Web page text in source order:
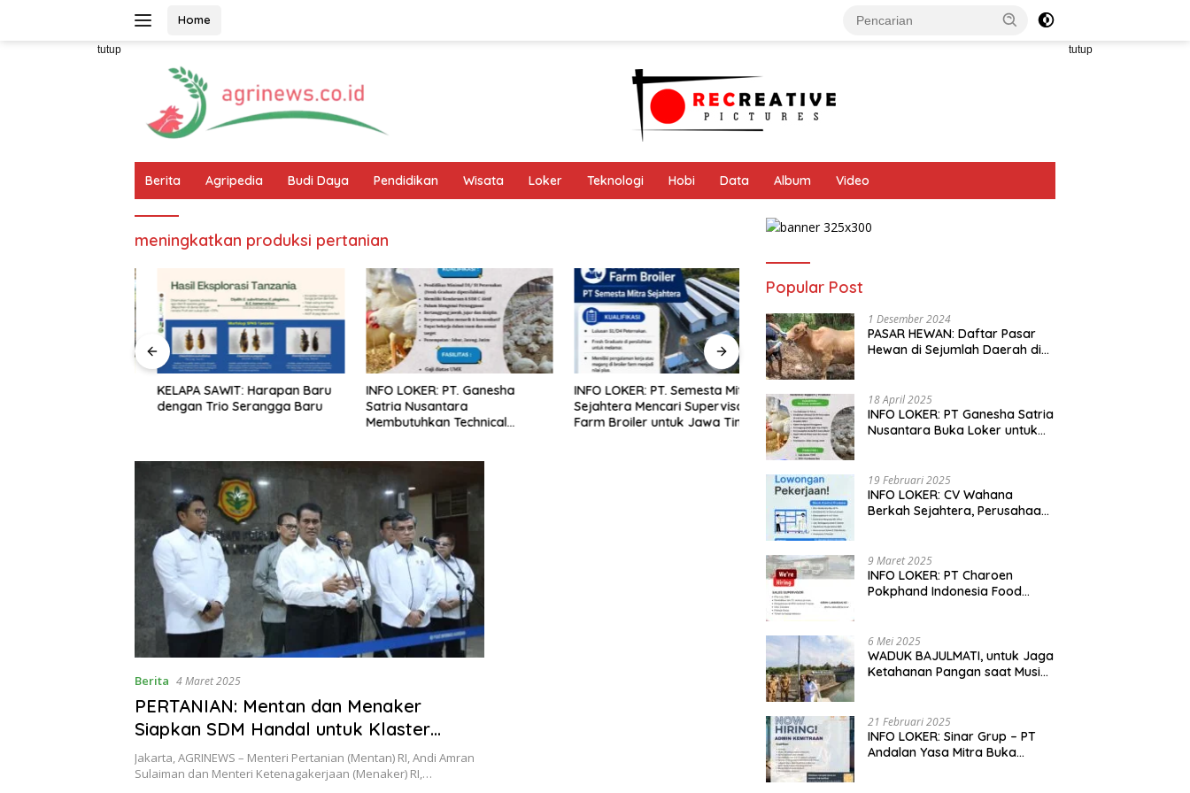
Home
tutup tutup
Berita Agripedia Budi Daya Pendidikan Wisata Loker Teknologi Hobi Data Album Video
meningkatkan produksi pertanian
KELAPA SAWIT: Harapan Baru
dengan Trio Serangga Baru
INFO LOKER: PT. Ganesha
Satria Nusantara
Membutuhkan Technical
INFO LOKER: PT. Semesta Mitra
Sejahtera Mencari Supervisor
Farm Broiler untuk Jawa Timur
Positif Dongkrak Produktivitas
Padi Petani Bungaraya hingga
10 Persen
Ekonomi Warga dengan Usaha
Peternakan, Hasilkan 100 Kg
Telur Setiap Hari
Berita 4 Maret 2025
PERTANIAN: Mentan dan Menaker
Siapkan SDM Handal untuk Klaster
Pertanian Modern
Jakarta, AGRINEWS – Menteri Pertanian (Mentan) RI, Andi Amran
Sulaiman dan Menteri Ketenagakerjaan (Menaker) RI,…
Popular Post
1 Desember 2024
PASAR HEWAN: Daftar Pasar
Hewan di Sejumlah Daerah di
18 April 2025
INFO LOKER: PT Ganesha Satria
Nusantara Buka Loker untuk
19 Februari 2025
INFO LOKER: CV Wahana
Berkah Sejahtera, Perusahaan
9 Maret 2025
INFO LOKER: PT Charoen
Pokphand Indonesia Food
6 Mei 2025
WADUK BAJULMATI, untuk Jaga
Ketahanan Pangan saat Musim
21 Februari 2025
INFO LOKER: Sinar Grup – PT
Andalan Yasa Mitra Buka